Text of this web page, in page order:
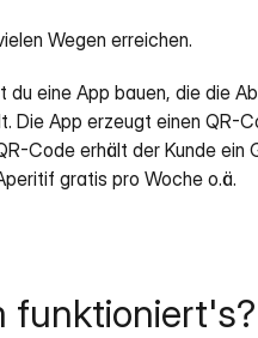
Wegen erreichen.
du eine App bauen, die die
Die App erzeugt einen QR-
Code erhält der Kunde ein
gratis pro Woche o.ä.
funktioniert's?